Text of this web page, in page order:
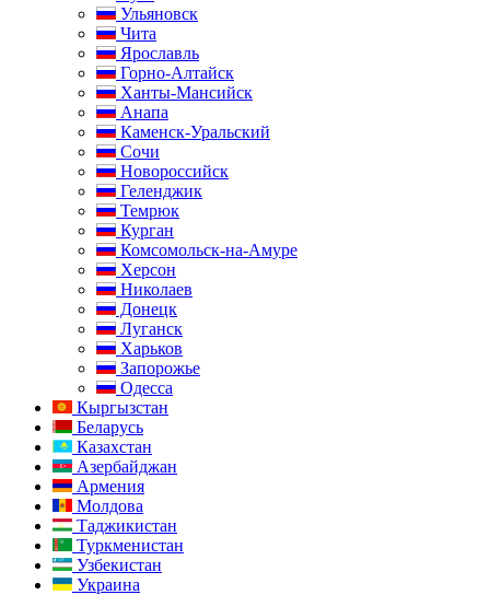
Ульяновск
Чита
Ярославль
Горно-Алтайск
Ханты-Мансийск
Анапа
Каменск-Уральский
Сочи
Новороссийск
Геленджик
Темрюк
Курган
Комсомольск-на-Амуре
Херсон
Николаев
Донецк
Луганск
Харьков
Запорожье
Одесса
Кыргызстан
Беларусь
Казахстан
Азербайджан
Армения
Молдова
Таджикистан
Туркменистан
Узбекистан
Украина